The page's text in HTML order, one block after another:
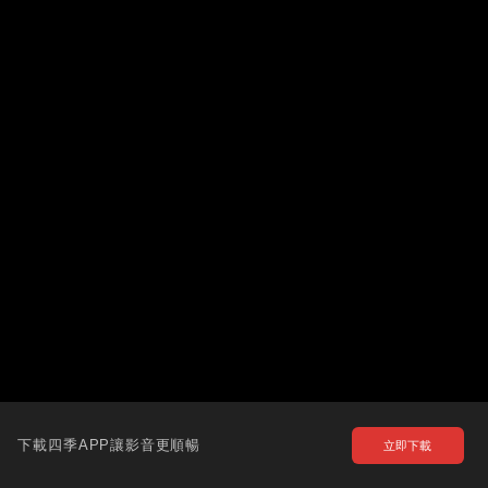
下載四季APP讓影音更順暢 立即下載